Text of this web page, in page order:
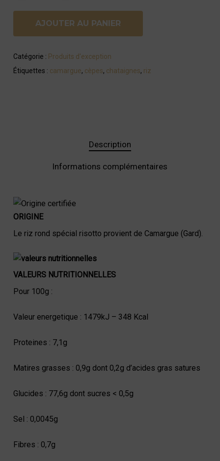
AJOUTER AU PANIER
Catégorie : Produits d'exception
Étiquettes : camargue, cèpes, chataignes, riz
Description
Informations complémentaires
ORIGINE
Le riz rond spécial risotto provient de Camargue (Gard).
VALEURS NUTRITIONNELLES
Pour 100g :
Valeur energetique : 1479kJ – 348 Kcal
Proteines : 7,1g
Matires grasses : 0,9g dont 0,2g d’acides gras satures
Glucides : 77,6g dont sucres < 0,5g
Sel : 0,0045g
Fibres : 0,7g